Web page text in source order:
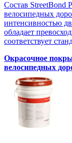
Состав StreetBond
велосипедных
интенсивностью
обладает
соответствует
Окрасочное
велосипедных